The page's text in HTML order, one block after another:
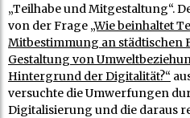
„Teilhabe und Mitgestaltung“.
von der Frage „Wie beinhaltet
Mitbestimmung an städtischen
Gestaltung von
Hintergrund der Digitalität?“
versuchte die Umwerfungen
Digitalisierung und die daraus